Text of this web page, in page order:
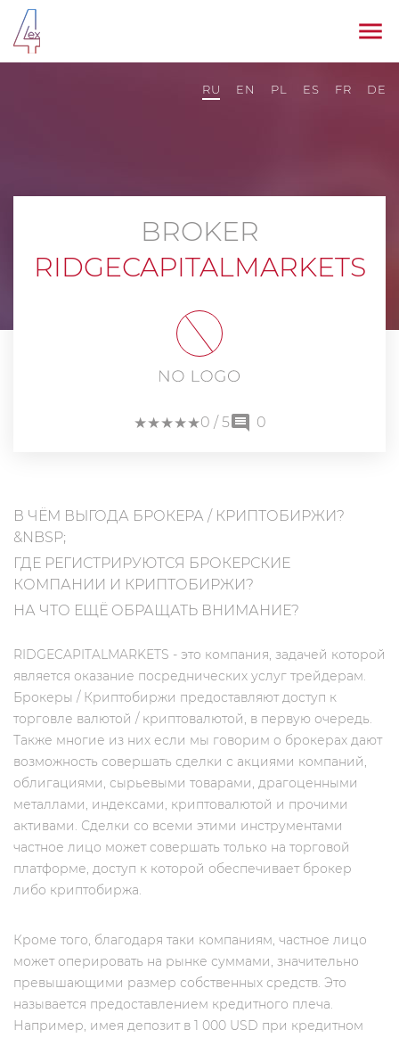
RU EN PL ES FR DE
BROKER
RIDGECAPITALMARKETS
★★
★★
★★
★★
★★
0 / 5 0
В ЧЁМ ВЫГОДА БРОКЕРА / КРИПТОБИРЖИ?
&NBSP;
ГДЕ РЕГИСТРИРУЮТСЯ БРОКЕРСКИЕ
КОМПАНИИ И КРИПТОБИРЖИ?
НА ЧТО ЕЩЁ ОБРАЩАТЬ ВНИМАНИЕ?
RIDGECAPITALMARKETS - это компания, задачей которой
является оказание посреднических услуг трейдерам.
Брокеры / Криптобиржи предоставляют доступ к
торговле валютой / криптовалютой, в первую очередь.
Также многие из них если мы говорим о брокерах дают
возможность совершать сделки с акциями компаний,
облигациями, сырьевыми товарами, драгоценными
металлами, индексами, криптовалютой и прочими
активами. Сделки со всеми этими инструментами
частное лицо может совершать только на торговой
платформе, доступ к которой обеспечивает брокер
либо криптобиржа.
Кроме того, благодаря таки компаниям, частное лицо
может оперировать на рынке суммами, значительно
превышающими размер собственных средств. Это
называется предоставлением кредитного плеча.
Например, имея депозит в 1 000 USD при кредитном